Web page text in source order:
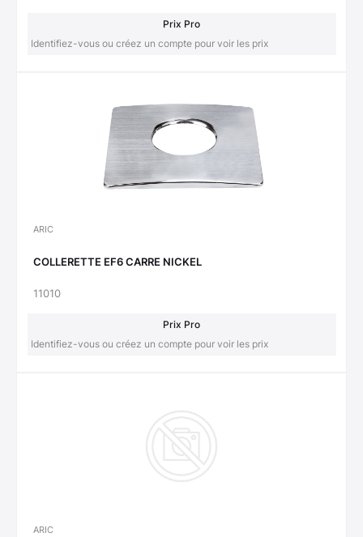
Prix Pro
Identifiez-vous ou créez un compte pour voir les prix
ARIC
COLLERETTE EF6 CARRE NICKEL
11010
Prix Pro
Identifiez-vous ou créez un compte pour voir les prix
ARIC